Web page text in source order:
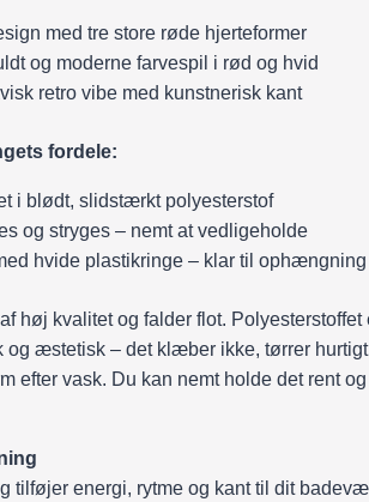
med tre store røde hjerteformer
og moderne farvespil i rød og hvid
retro vibe med kunstnerisk kant
fordele:
i blødt, slidstærkt polyesterstof
og stryges – nemt at vedligeholde
hvide plastikringe – klar til ophængning
høj kvalitet og falder flot. Polyesterstoffet
og æstetisk – det klæber ikke, tørrer
efter vask. Du kan nemt holde det rent
tilføjer energi, rytme og kant til dit